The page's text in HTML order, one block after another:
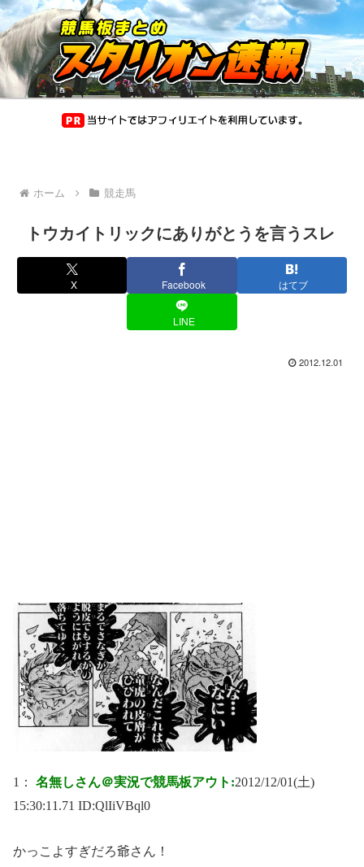
ホーム 競走馬
トウカイトリックにありがとうを言うスレ
X Facebook はてブ
LINE
2012.12.01
1： 名無しさん＠実況で競馬板アウト:2012/12/01(土)
15:30:11.71 ID:QlIiVBql0
かっこよすぎだろ爺さん！